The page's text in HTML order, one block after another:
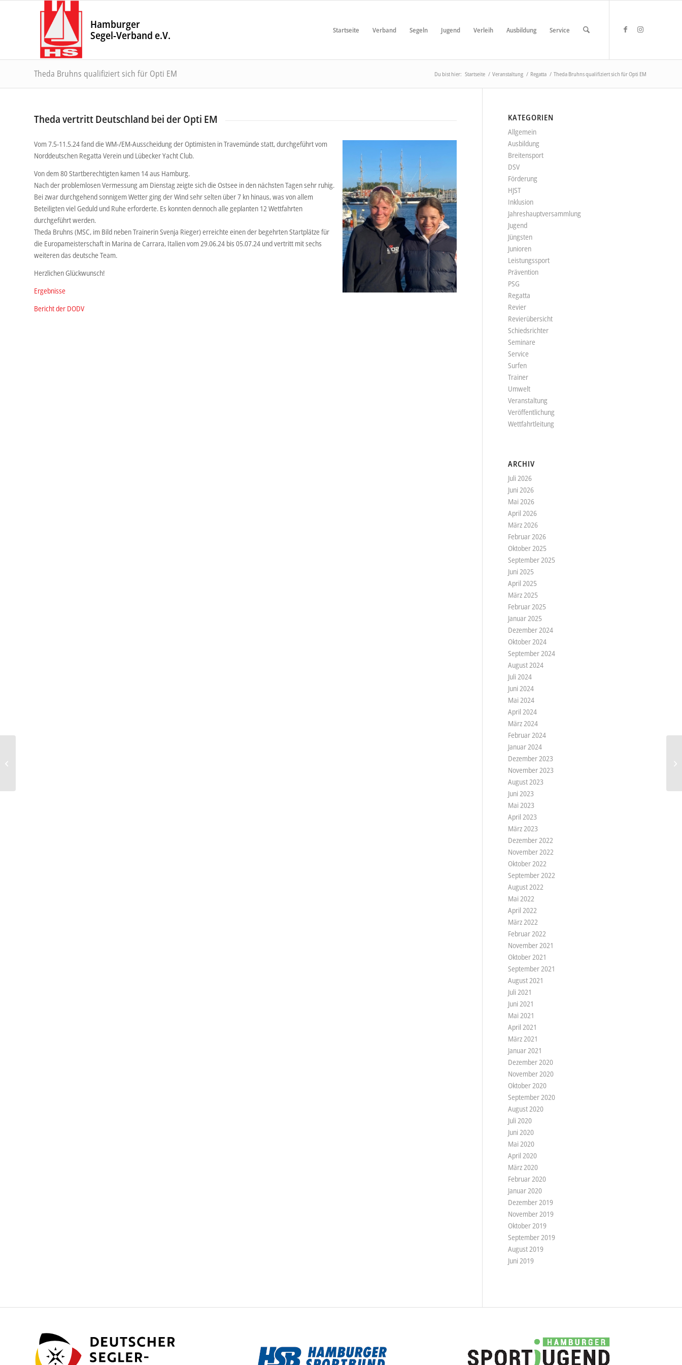
Hamburger
Segel-Verband e.V.
Startseite Verband Segeln Jugend Verleih Ausbildung Service
Theda Bruhns qualifiziert sich für Opti EM Du bist hier: Startseite / Veranstaltung / Regatta / Theda Bruhns qualifiziert sich für Opti EM
Theda vertritt Deutschland bei der Opti EM
Vom 7.5-11.5.24 fand die WM-/EM-Ausscheidung der Optimisten in Travemünde statt, durchgeführt vom
Norddeutschen Regatta Verein und Lübecker Yacht Club.
Von dem 80 Startberechtigten kamen 14 aus Hamburg.
Nach der problemlosen Vermessung am Dienstag zeigte sich die Ostsee in den nächsten Tagen sehr ruhig.
Bei zwar durchgehend sonnigem Wetter ging der Wind sehr selten über 7 kn hinaus, was von allem
Beteiligten viel Geduld und Ruhe erforderte. Es konnten dennoch alle geplanten 12 Wettfahrten
durchgeführt werden.
Theda Bruhns (MSC, im Bild neben Trainerin Svenja Rieger) erreichte einen der begehrten Startplätze für
die Europameisterschaft in Marina de Carrara, Italien vom 29.06.24 bis 05.07.24 und vertritt mit sechs
weiteren das deutsche Team.
Herzlichen Glückwunsch!
Ergebnisse
Bericht der DODV
KATEGORIEN
Allgemein
Ausbildung
Breitensport
DSV
Förderung
HJST
Inklusion
Jahreshauptversammlung
Jugend
Jüngsten
Junioren
Leistungssport
Prävention
PSG
Regatta
Revier
Revierübersicht
Schiedsrichter
Seminare
Service
Surfen
Trainer
Umwelt
Veranstaltung
Veröffentlichung
Wettfahrtleitung
ARCHIV
Juli 2026
Juni 2026
Mai 2026
April 2026
März 2026
Februar 2026
Oktober 2025
September 2025
Juni 2025
April 2025
März 2025
Februar 2025
Januar 2025
Dezember 2024
Oktober 2024
September 2024
August 2024
Juli 2024
Juni 2024
Mai 2024
April 2024
März 2024
Februar 2024
Januar 2024
Dezember 2023
November 2023
August 2023
Juni 2023
Mai 2023
April 2023
März 2023
Dezember 2022
November 2022
Oktober 2022
September 2022
August 2022
Mai 2022
April 2022
März 2022
Februar 2022
November 2021
Oktober 2021
September 2021
August 2021
Juli 2021
Juni 2021
Mai 2021
April 2021
März 2021
Januar 2021
Dezember 2020
November 2020
Oktober 2020
September 2020
August 2020
Juli 2020
Juni 2020
Mai 2020
April 2020
März 2020
Februar 2020
Januar 2020
Dezember 2019
November 2019
Oktober 2019
September 2019
August 2019
Juni 2019